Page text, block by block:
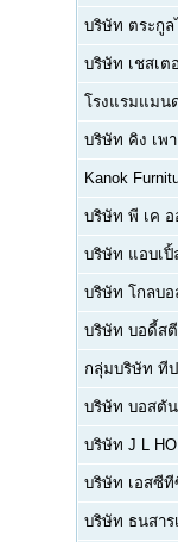
บริษัท ตระกู
บริษัท เชสเต
โรงแรมแมน
บริษัท คิง เพ
Kanok
บริษัท พี เค
บริษัท แอบเปิ้
บริษัท โกลบอ
บริษัท บอดี้ส
กลุ่มบริษัท ที
บริษัท บอสตั
บริษัท J L
บริษัท เอสซี
บริษัท ธนสา